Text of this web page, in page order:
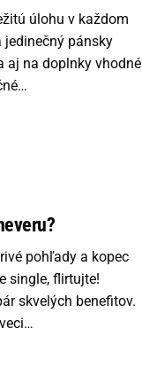
úlohu v každom
jedinečný pánsky
aj na doplnky vhodné
pohľady a kopec
single, flirtujte!
skvelých benefitov.